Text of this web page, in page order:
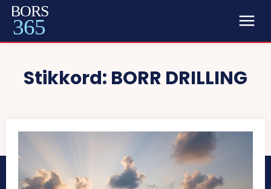
BORS
365
Stikkord: BORR DRILLING